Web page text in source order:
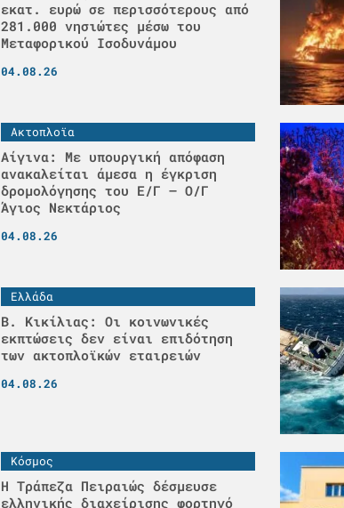
εκατ. ευρώ σε περισσότερους από
281.000 νησιώτες μέσω του
Μεταφορικού Ισοδυνάμου
04.08.26
Ακτοπλοϊα
Αίγινα: Με υπουργική απόφαση
ανακαλείται άμεσα η έγκριση
δρομολόγησης του Ε/Γ – Ο/Γ
Άγιος Νεκτάριος
04.08.26
Ελλάδα
Β. Κικίλιας: Οι κοινωνικές
εκπτώσεις δεν είναι επιδότηση
των ακτοπλοϊκών εταιρειών
04.08.26
Κόσμος
Η Τράπεζα Πειραιώς δέσμευσε
ελληνικής διαχείρισης φορτηγό